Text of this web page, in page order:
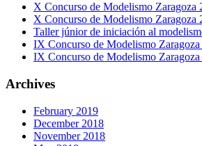
X Concurso de Modelismo Zaragoza
X Concurso de Modelismo Zaragoza
Taller júnior de iniciación al
IX Concurso de Modelismo
IX Concurso de Modelismo
Archives
February 2019
December 2018
November 2018